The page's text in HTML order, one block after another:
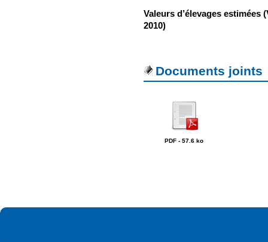
Valeurs d’élevages estimées
2010)
Documents joints
PDF - 57.6 ko